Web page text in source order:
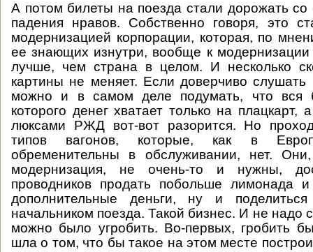
А потом билеты на поезда стали дорожать со
падения нравов. Собственно говоря, это
модернизацией корпорации, которая, по
ее знающих изнутри, вообще к модернизации
лучше, чем страна в целом. И несколько
картины не меняет. Если доверчиво слушать
можно и в самом деле подумать, что вся
которого денег хватает только на плацкарт,
люксами РЖД вот-вот разорится. Но
типов вагонов, которые, как в
обременительны в обслуживании, нет.
модернизация, не очень-то и нужны,
проводников продать побольше лимонада
дополнительные деньги, ну и
начальником поезда. Такой бизнес. И не надо
можно было угробить. Во-первых, гробить
шла о том, что бы такое на этом месте